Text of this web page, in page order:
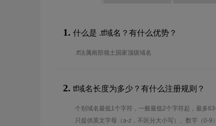
1. 什么是 .tf域名？有什么优势？
.tf法属南部领土国家顶级域名
2. tf域名长度为多少？有什么注册规则？
个别域名最低1个字符，一般最低2个字符起，最多63
只提供英文字母（a-z，不区分大小写）、数字（0-9